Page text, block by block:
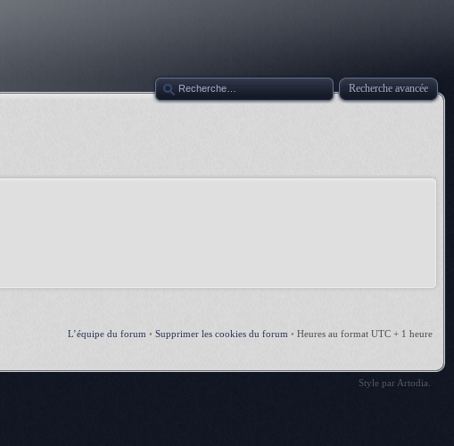
Recherche avancée
L’équipe du forum • Supprimer les cookies du forum • Heures au format UTC + 1 heure
Style par Artodia